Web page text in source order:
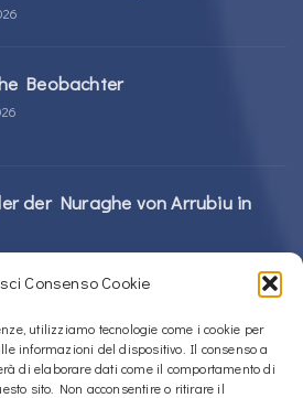
Consenso Cookie
utilizziamo tecnologie come i cookie per
informazioni del dispositivo. Il consenso a
di elaborare dati come il comportamento di
sito. Non acconsentire o ritirare il
Beobachter
der Nuraghe von Arrubiu in
Nuragic-Komplex in Alà dei